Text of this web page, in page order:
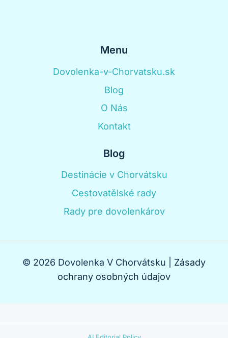
Menu
Dovolenka-v-Chorvatsku.sk
Blog
O Nás
Kontakt
Blog
Destinácie v Chorvátsku
Cestovatělské rady
Rady pre dovolenkárov
© 2026 Dovolenka V Chorvátsku | Zásady
ochrany osobných údajov